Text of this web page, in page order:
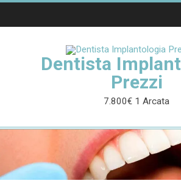
Dentista
Prezzi
7.800€ 1 Arcata